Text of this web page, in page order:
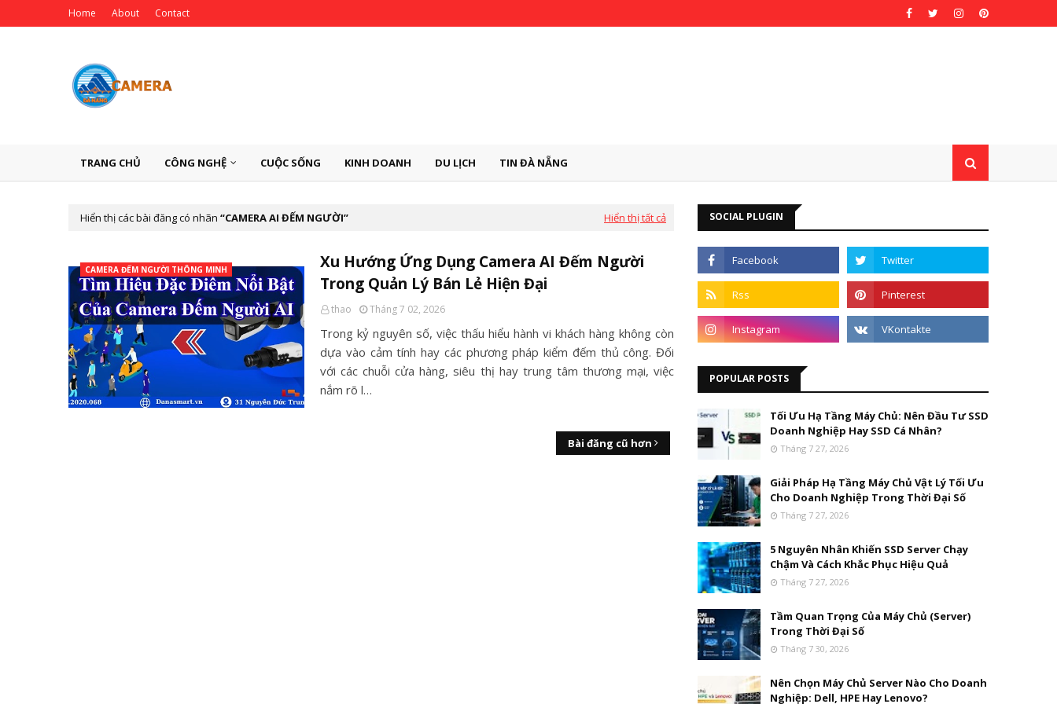
Home About Contact
TRANG CHỦ CÔNG NGHỆ CUỘC SỐNG KINH DOANH DU LỊCH TIN ĐÀ NẴNG
Hiển thị các bài đăng có nhãn CAMERA AI ĐẾM NGƯỜI Hiển thị tất cả
CAMERA ĐẾM NGƯỜI THÔNG MINH
Xu Hướng Ứng Dụng Camera AI Đếm Người
Trong Quản Lý Bán Lẻ Hiện Đại
thao Tháng 7 02, 2026
Trong kỷ nguyên số, việc thấu hiểu hành vi khách hàng không còn
dựa vào cảm tính hay các phương pháp kiểm đếm thủ công. Đối
với các chuỗi cửa hàng, siêu thị hay trung tâm thương mại, việc
nắm rõ l…
Bài đăng cũ hơn
SOCIAL PLUGIN
POPULAR POSTS
Tối Ưu Hạ Tầng Máy Chủ: Nên Đầu Tư SSD
Doanh Nghiệp Hay SSD Cá Nhân?
Tháng 7 27, 2026
Giải Pháp Hạ Tầng Máy Chủ Vật Lý Tối Ưu
Cho Doanh Nghiệp Trong Thời Đại Số
Tháng 7 27, 2026
5 Nguyên Nhân Khiến SSD Server Chạy
Chậm Và Cách Khắc Phục Hiệu Quả
Tháng 7 27, 2026
Tầm Quan Trọng Của Máy Chủ (Server)
Trong Thời Đại Số
Tháng 7 30, 2026
Nên Chọn Máy Chủ Server Nào Cho Doanh
Nghiệp: Dell, HPE Hay Lenovo?